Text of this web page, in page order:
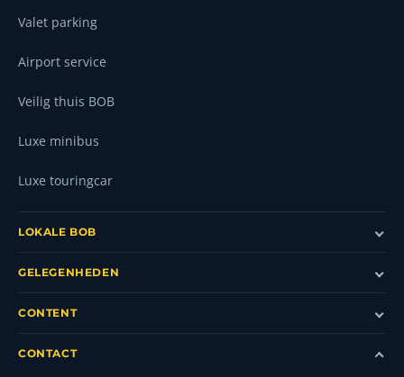
Valet parking
Airport service
Veilig thuis BOB
Luxe minibus
Luxe touringcar
LOKALE BOB
GELEGENHEDEN
CONTENT
CONTACT